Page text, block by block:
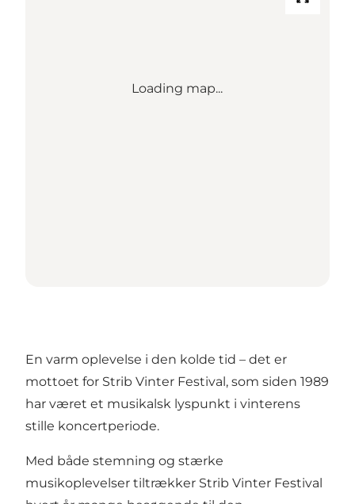
Loading map...
En varm oplevelse i den kolde tid – det er
mottoet for Strib Vinter Festival, som siden 1989
har været et musikalsk lyspunkt i vinterens
stille koncertperiode.
Med både stemning og stærke
musikoplevelser tiltrækker Strib Vinter Festival